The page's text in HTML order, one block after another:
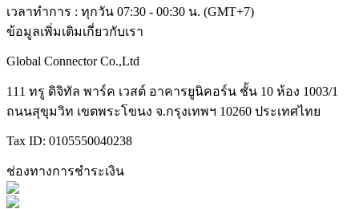
เวลาทำการ : ทุกวัน 07:30 - 00:30 น. (GMT+7)
ข้อมูลเพิ่มเติมเกี่ยวกับเรา
Global Connector Co.,Ltd
111 ทรู ดิจิทัล พาร์ค เวสต์ อาคารยูนิคอร์น ชั้น 10 ห้อง 1003/1
ถนนสุขุมวิท เขตพระโขนง จ.กรุงเทพฯ 10260 ประเทศไทย
Tax ID: 0105550040238
ช่องทางการชำระเงิน